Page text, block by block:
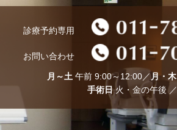
診療予約専用
お問い合わせ
月～土 午前 9:00～12:00／月・木
手術日火・金の午後 ／